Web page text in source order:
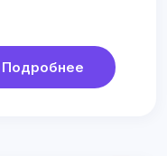
Подробнее